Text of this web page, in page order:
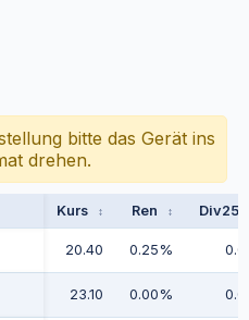
bitte das Gerät ins
drehen.
Kurs ↕ Ren ↕ Div25
20.40 0.25%
23.10 0.00%